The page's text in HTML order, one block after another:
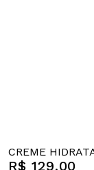
CREME
R$ 129,00